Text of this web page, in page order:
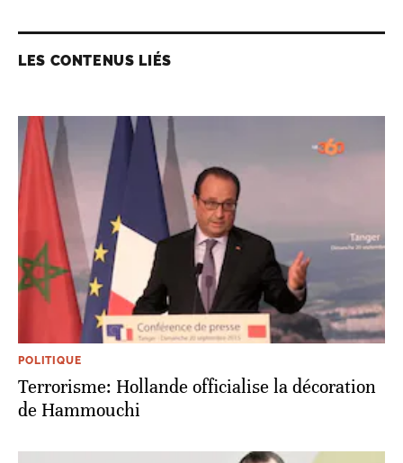
LES CONTENUS LIÉS
POLITIQUE
Terrorisme: Hollande officialise la décoration
de Hammouchi